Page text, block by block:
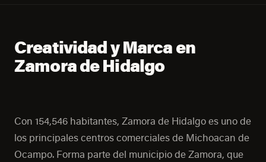
Creatividad y Marca en
Zamora de Hidalgo
Con 154,546 habitantes, Zamora de Hidalgo es uno de
los principales centros comerciales de Michoacan de
Ocampo. Forma parte del municipio de Zamora, que